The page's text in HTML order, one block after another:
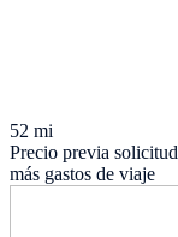
52 mi
Precio previa solicitud
más gastos de viaje